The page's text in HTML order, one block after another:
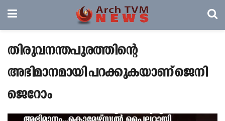
തിരുവനന്തപുരത്തിന്റെ
അഭിമാനമായി പറക്കുകയാണ് ജെനി
ജെറോം